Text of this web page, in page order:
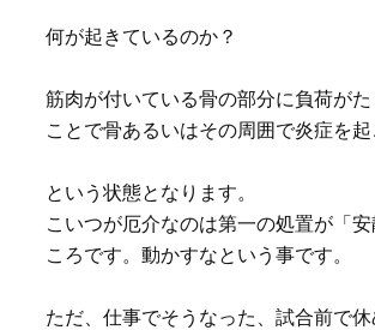
何が起きているのか？
筋肉が付いている骨の部分に負荷が
ことで骨あるいはその周囲で炎症を起
という状態となります。
こいつが厄介なのは第一の処置が「
ころです。動かすなという事です。
ただ、仕事でそうなった、試合前で